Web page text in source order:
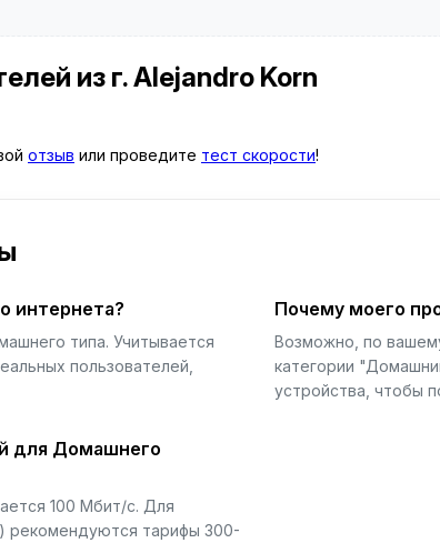
из г. Alejandro Korn
отзыв или проведите тест скорости!
интернета?
типа. Учитывается
пользователей,
Почему моего
Возможно, по
категории
устройства, чтобы
для Домашнего
100 Мбит/с. Для
рекомендуются тарифы 300-